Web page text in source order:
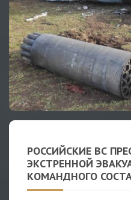
РОССИЙСКИЕ ВС
ЭКСТРЕННОЙ
КОМАНДНОГО